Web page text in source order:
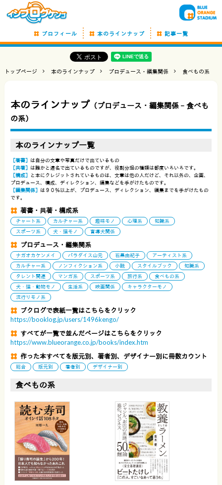
プロフィール 本のラインナップ 記事一覧
トップページ 本のラインナップ プロデュース・編集関係 食べもの系
本のラインナップ （プロデュース・編集関係 − 食べも
の系）
本のラインナップ一覧
［著書］ は自分の文章や写真だけで出ているもの
［共著］ は誰かと連名で出ているものですが、役割分担の種類は都度いろいろです。
［構成］ と本にクレジットされているものは、文章は他の人だけど、それ以外の、企画、
プロデュース、構成、ディレクション、編集などを手がけたものです。
［編集関係］ は９０％以上が、プロデュース、ディレクション、編集までを手がけたもの
です。
著書・共著・構成系
チャート系 カルチャー系 趣味モノ 心理系
知識系
スポーツ系
犬・猫モノ 盲導犬関係
プロデュース・編集関系
ナガオカケンメイ パラダイス山元 石黒由紀子
アーティスト系
カルチャー系
ノンフィクション系 小説 スタイルブック
知識系
タレント関連
マンガ系 スポーツ系 旅行系
食べもの系
犬・猫・動物モノ
生活系 映画関係
キャラクターモノ
流行りモノ系
ブクログで表紙一覧はこちらをクリック
https://booklog.jp/users/1496kengo/
すべてが一覧で並んだページはこちらをクリック
https://www.blueorange.co.jp/books/index.htm
作った本すべてを版元別、著者別、デザイナー別に冊数カウント
総合 版元別 著者別 デザイナー別
食べもの系